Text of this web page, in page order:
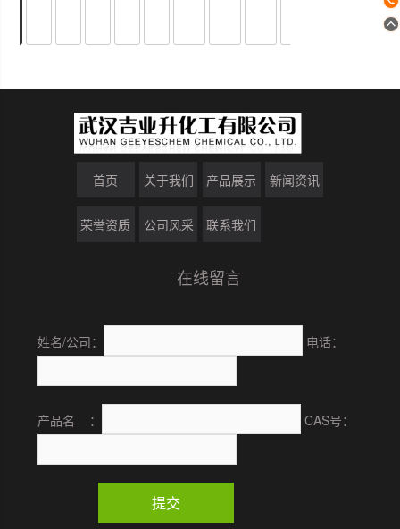
首页 关于我们 产品展示 新闻资讯
荣誉资质 公司风采 联系我们
在线留言
姓名/公司： 电话：
产品名 ： CAS号：
提交